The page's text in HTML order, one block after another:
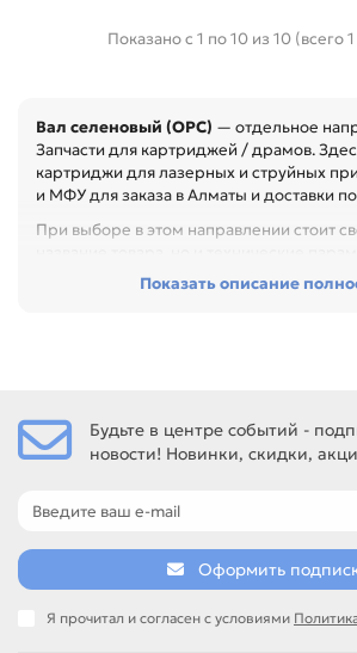
Показано с 1 по 10 из 10 (всего
Вал селеновый (OPC) — отдельное
Запчасти для картриджей / драмов.
картриджи для лазерных и струйных
и МФУ для заказа в Алматы и доставки по
При выборе в этом направлении стоит
Перед покупкой проверьте модель
Фотобарабан (KX-FA77A / 78A) для
502 / 503, Фотобарабан (KX-FA84A) для
KX-FL262 / 263 / 772 / 773 / 778 / 783 / 403
Сравнивайте такие позиции по названию,
таблице характеристик.
Если нужен близкий вариант,
Дозирующее лезвие, Ракель.
Показать описание
Будьте в центре событий -
новости! Новинки, скидки,
Оформить
Я прочитал и согласен с условиями